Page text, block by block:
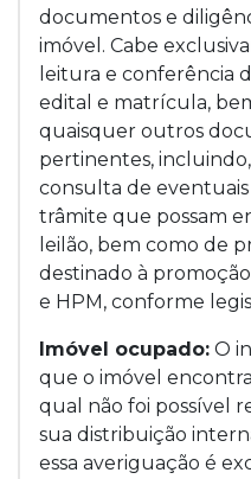
documentos e
imóvel. Cabe
leitura e conferência
edital e matrícula,
quaisquer outros
pertinentes,
consulta de eventuais
trâmite que possam
leilão, bem como de
destinado à promoção
e HPM, conforme
Imóvel ocupado: O
que o imóvel
qual não foi possível
sua distribuição
essa averiguação é